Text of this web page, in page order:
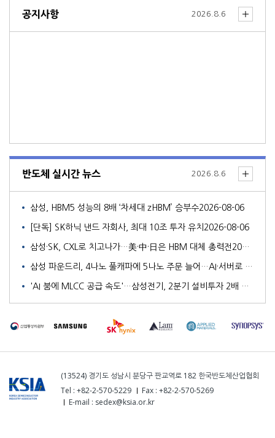
공지사항 2026.8.6
반도체 실시간 뉴스 2026.8.6
삼성, HBM5 성능의 8배 ‘차세대 zHBM’ 승부수2026-08-06
[단독] SK하닉 낸드 자회사, 최대 10조 투자 유치 2026-08-06
삼성·SK, CXL로 치고나가…美·中·日은 HBM 대체 총력전 2026-08-06
삼성 파운드리, 4나노 풀캐파에 5나노 주문 늘어…AI·서버로 영역 확대
'AI 붐에 MLCC 공급 속도'…삼성전기, 2분기 설비투자 2배 이상 확대
(13524) 경기도 성남시 분당구 판교역로 182 한국반도체산업협회
Tel : +82-2-570-5229
Fax : +82-2-570-5269
E-mail : sedex@ksia.or.kr